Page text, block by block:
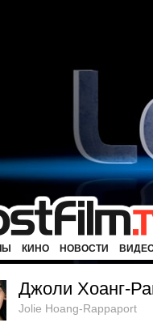
КИНО НОВОСТИ
Джоли Хоанг-
Jolie Hoang-Rappaport